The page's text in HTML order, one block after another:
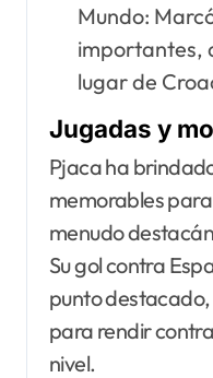
Mundo:
importantes,
lugar de
Jugadas y
Pjaca ha
memorables
menudo
Su gol contra
punto
para rendir
nivel.